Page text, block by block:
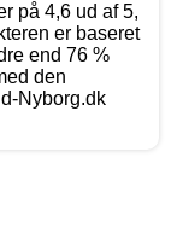
på 4,6 ud af 5,
er baseret
end 76 %
den
Nyborg.dk